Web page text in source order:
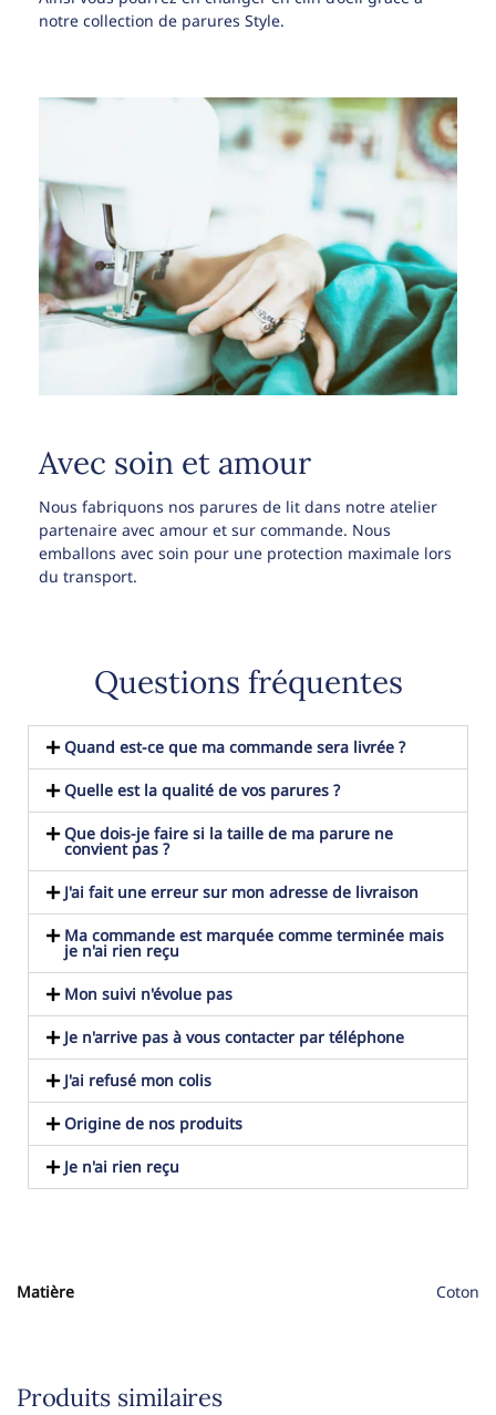
notre collection de parures Style.
Avec soin et amour
Nous fabriquons nos parures de lit dans notre atelier
partenaire avec amour et sur commande. Nous
emballons avec soin pour une protection maximale lors
du transport.
Questions fréquentes
Quand est-ce que ma commande sera livrée ?
Quelle est la qualité de vos parures ?
Que dois-je faire si la taille de ma parure ne
convient pas ?
J'ai fait une erreur sur mon adresse de livraison
Ma commande est marquée comme terminée mais
je n'ai rien reçu
Mon suivi n'évolue pas
Je n'arrive pas à vous contacter par téléphone
J'ai refusé mon colis
Origine de nos produits
Je n'ai rien reçu
Matière Coton
Produits similaires